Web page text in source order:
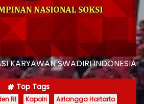
KARYAWAN SWADIRI INDONESIA
Top Tags
RI Kapolri
Airlangga Hartarto